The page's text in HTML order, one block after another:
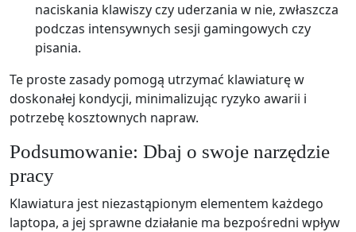
naciskania klawiszy czy uderzania w nie, zwłaszcza
podczas intensywnych sesji gamingowych czy
pisania.
Te proste zasady pomogą utrzymać klawiaturę w
doskonałej kondycji, minimalizując ryzyko awarii i
potrzebę kosztownych napraw.
Podsumowanie: Dbaj o swoje narzędzie
pracy
Klawiatura jest niezastąpionym elementem każdego
laptopa, a jej sprawne działanie ma bezpośredni wpływ